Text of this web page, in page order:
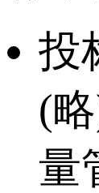
投
(
量